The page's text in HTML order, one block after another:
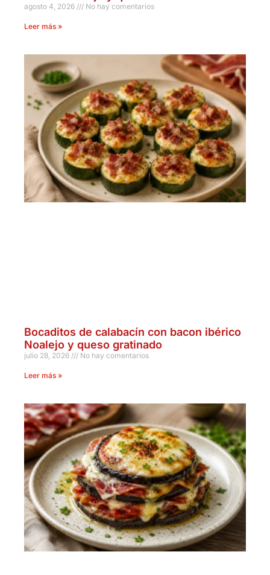
agosto 4, 2026 No hay comentarios
Leer más »
Bocaditos de calabacín con bacon ibérico
Noalejo y queso gratinado
julio 28, 2026 No hay comentarios
Leer más »